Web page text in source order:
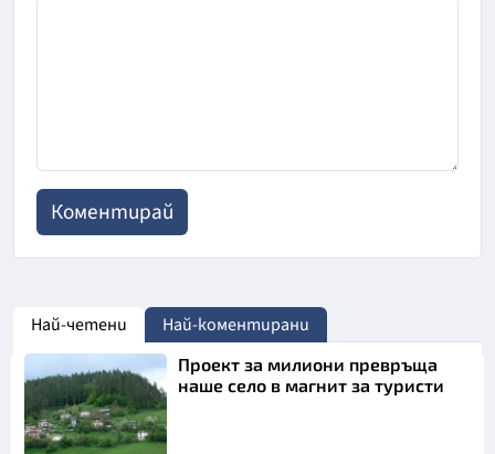
Най-четени Най-коментирани
Проект за милиони превръща
наше село в магнит за туристи